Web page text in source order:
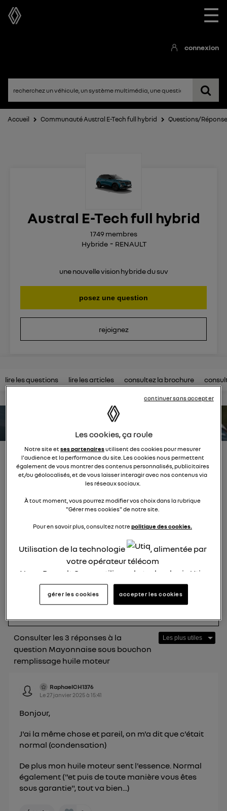
☰
connexion
Accueil Communauté Austral E-Tech full hybrid Questions/
Austral E-Tech full hybrid
Hybride RENAULT
1749 membres
une nouvelle vision hybride du suv
posez une question
rejoignez
lire les questions lire les articles consultez la brochure
Mayonnaise sous bouchon
remplissage huile moteur
papynouss
BonjourAustral Etech 200cv iconic de février
2024, 14000 km et de la mayonnaise sous
bouchon remplissage huile. Incroyable et c'est
normal paraît il ? Ou voit on de la normalité dans
un fait pareil. Quelqu'un d'autre à cet normalité ?
répondre
Consulter les 3 réponses à la
question Mayonnaise sous bouchon
remplissage huile moteur
RaphaelCH1376
Le 27 janvier 2025à15:41
Bonjour,
J'ai la même chose et pareil, on m'a dit que c'était
normal (condensation)
De plus mon huile moteur sent l'essence. Normal
également ("et puis de toute manière vous êtes
sous garantie", tout va bien...)
Les cookies, ça roule
Notre site etses partenairesutilisent des cookies pour mesurer
l'audience et la performance du site. Les cookies nous permettent
également de vous montrer des contenus personnalisés, publicitaires
et/ou géolocalisés, et de vous laisser interagir avec nos contenus via
les réseaux sociaux.
À tout moment, vous pourrez modifier vos choix dans la rubrique
"Gérer mes cookies" de notre site.
Pour en savoir plus, consultez notrepolitique des cookies.
Utilisation de la technologie
, alimentée par
votre opérateur télécom
Nous, Renault Group, utilisons la technologie Utiq
pour nos activités digitales (telles que décrites
dans cette notice de consentement) et liées à
utilisez une connexion internet fournie parun
opérateur télécom participant
et que vous
consentez sur chaque site).
La technologie Utiq a été conçue pour la
Elle utilise un identifiant créé par votre opérateur
de votre contrat internet (ex : votre numéro de
téléphone).
L'identifiant est associé à votre connexion
même connexion et ayant consenties se verront
attribuer le même identifiant. En général :
Pour uneconnexion foyer (ex : Wi-Fi), la personnalisation sera basée
gérer les cookies accepter les cookies
continuer sans accepter